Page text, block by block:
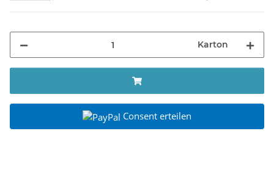
Karton
Consent erteilen